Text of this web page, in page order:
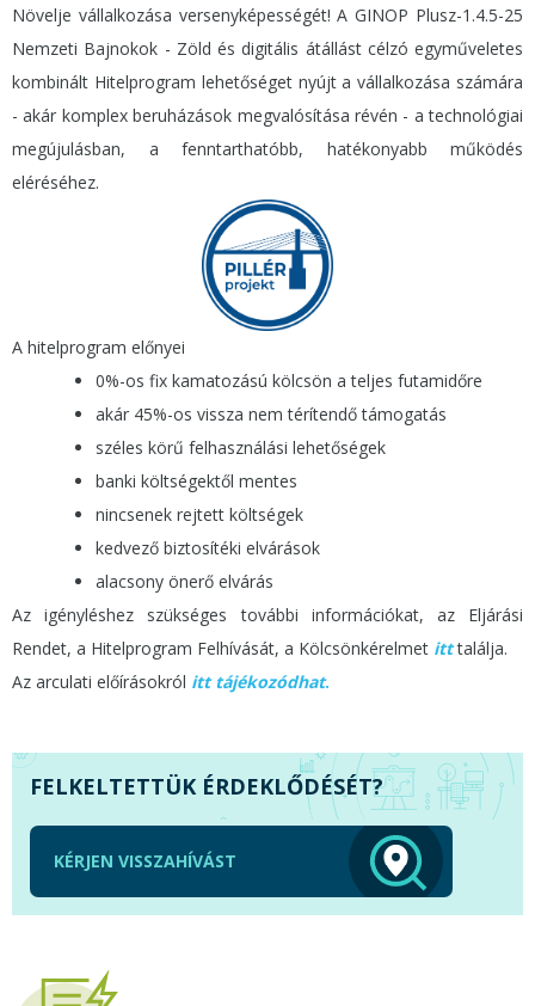
Növelje vállalkozása versenyképességét! A GINOP Plusz-1.4.5-25
Nemzeti Bajnokok - Zöld és digitális átállást célzó egyműveletes
kombinált Hitelprogram lehetőséget nyújt a vállalkozása számára
- akár komplex beruházások megvalósítása révén - a technológiai
megújulásban, a fenntarthatóbb, hatékonyabb működés
eléréséhez.
A hitelprogram előnyei
0%-os fix kamatozású kölcsön a teljes futamidőre
akár 45%-os vissza nem térítendő támogatás
széles körű felhasználási lehetőségek
banki költségektől mentes
nincsenek rejtett költségek
kedvező biztosítéki elvárások
alacsony önerő elvárás
Az igényléshez szükséges további információkat, az Eljárási
Rendet, a Hitelprogram Felhívását, a Kölcsönkérelmet itttalálja.
Az arculati előírásokról itt tájékozódhat.
FELKELTETTÜK ÉRDEKLŐDÉSÉT?
KÉRJEN VISSZAHÍVÁST